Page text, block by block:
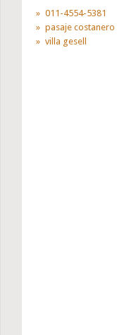
011-4554-5381
pasaje costanero
villa gesell